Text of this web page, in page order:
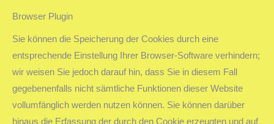
Browser Plugin
Sie können die Speicherung der Cookies durch eine
entsprechende Einstellung Ihrer Browser-Software verhindern;
wir weisen Sie jedoch darauf hin, dass Sie in diesem Fall
gegebenenfalls nicht sämtliche Funktionen dieser Website
vollumfänglich werden nutzen können. Sie können darüber
hinaus die Erfassung der durch den Cookie erzeugten und auf